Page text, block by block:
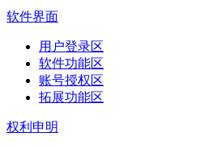
软件界面
用户登录区
软件功能区
账号授权区
拓展功能区
权利申明